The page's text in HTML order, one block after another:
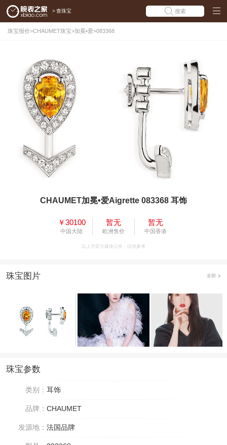
> 查珠宝 搜索
珠宝报价>CHAUMET珠宝>加冕•爱>083368
CHAUMET加冕•爱Aigrette 083368 耳饰
￥30100
中国大陆
暂无
欧洲售价
暂无
中国香港
以上为官方媒体公价，仅供参考
珠宝图片 全部
珠宝参数
类别： 耳饰
品牌： CHAUMET
发源地： 法国品牌